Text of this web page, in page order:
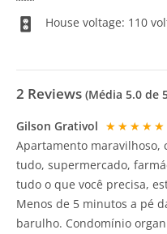
House voltage: 110
2 Reviews (Média 5.0 de
Gilson Grativol ★★★★★
Apartamento maravilhoso,
tudo, supermercado,
tudo o que você precisa,
Menos de 5 minutos a pé
barulho. Condomínio